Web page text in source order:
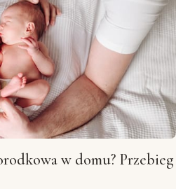
w domu? Przebieg